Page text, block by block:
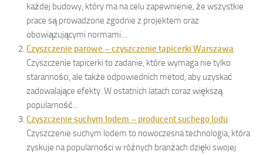
każdej budowy, który ma na celu zapewnienie, że wszystkie
prace są prowadzone zgodnie z projektem oraz
obowiązującymi normami....
Czyszczenie parowe – czyszczenie tapicerki Warszawa
Czyszczenie tapicerki to zadanie, które wymaga nie tylko
staranności, ale także odpowiednich metod, aby uzyskać
zadowalające efekty. W ostatnich latach coraz większą
popularność...
Czyszczenie suchym lodem – producent suchego lodu
Czyszczenie suchym lodem to nowoczesna technologia, która
zyskuje na popularności w różnych branżach dzięki swojej